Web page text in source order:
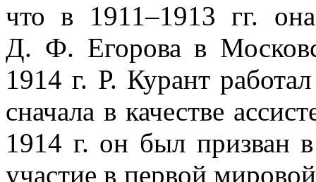
что в 1911–1913 гг.
Д. Ф. Егорова в
1914 г. Р. Курант
сначала в качестве
1914 г. он был призван
участие в первой